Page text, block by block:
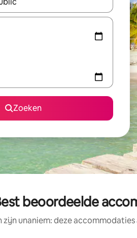
Zoeken
beoordeelde
zijn unaniem: deze